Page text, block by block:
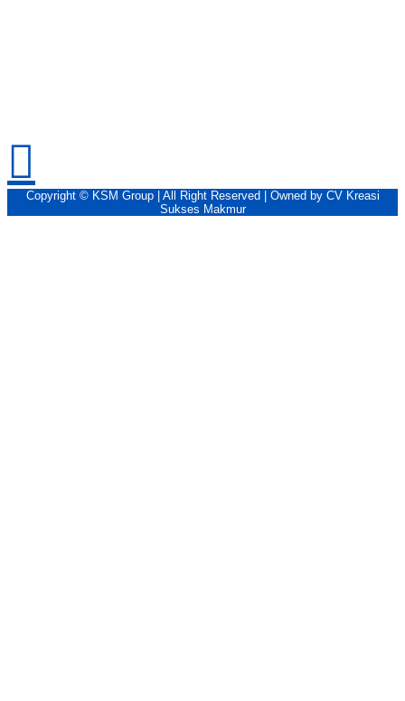
Copyright © KSM Group | All Right Reserved | Owned by CV Kreasi
Sukses Makmur